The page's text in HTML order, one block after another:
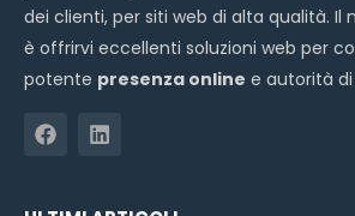
dei clienti, per siti web di alta qualità. Il
è offrirvi eccellenti soluzioni web per
potente presenza online e autorità di